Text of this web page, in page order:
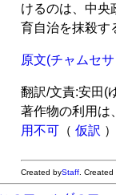
けるのは、中央
育自治を抹殺す
原文(チャムセ
翻訳/文責:安田(
著作物の利用は
用不可 （仮訳
Created byStaff .